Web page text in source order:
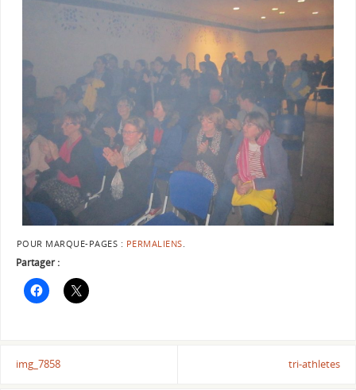
POUR MARQUE-PAGES : PERMALIENS.
Partager :
img_7858 tri-athletes